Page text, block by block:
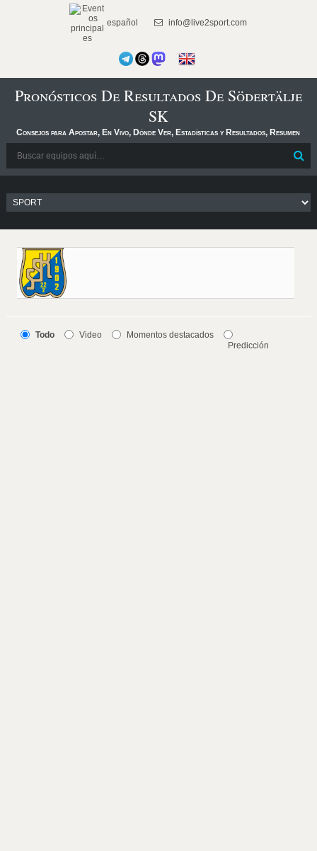
español info@live2sport.com
Pronósticos De Resultados De Södertälje
SK
Consejos para Apostar, En Vivo, Dónde Ver, Estadísticas y Resultados, Resumen
Todo Video
Momentos destacados
Predicción